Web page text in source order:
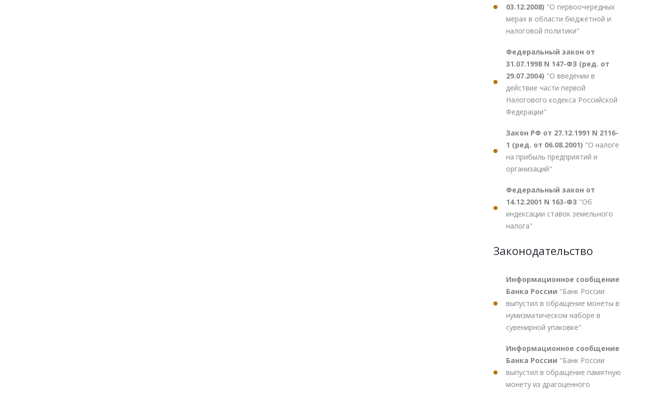
03.12.2008) "О первоочередных
мерах в области бюджетной и
налоговой политики"
Федеральный закон от
31.07.1998 N 147-ФЗ (ред. от
29.07.2004) "О введении в
действие части первой
Налогового кодекса Российской
Федерации"
Закон РФ от 27.12.1991 N 2116-
1 (ред. от 06.08.2001) "О налоге
на прибыль предприятий и
организаций"
Федеральный закон от
14.12.2001 N 163-ФЗ "Об
индексации ставок земельного
налога"
Законодательство
Информационное сообщение
Банка России "Банк России
выпустил в обращение монеты в
нумизматическом наборе в
сувенирной упаковке"
Информационное сообщение
Банка России "Банк России
выпустил в обращение памятную
монету из драгоценного